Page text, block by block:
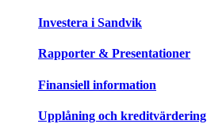
Investera i Sandvik
Rapporter & Presentationer
Finansiell information
Upplåning och kreditvärdering